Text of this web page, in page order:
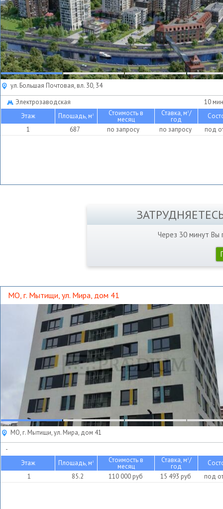
ул. Большая Почтовая, вл. 30, 34
Электрозаводская
10
Этаж
Площадь, м2 Стоимость в
месяц
Ставка, м2/
год
1
687 по запросу по запросу под
Через 30 минут Вы
МО, г. Мытищи, ул. Мира, дом 41
МО, г. Мытищи, ул. Мира, дом 41
-
Этаж
Площадь, м2 Стоимость в
месяц
Ставка, м2/
год
1
85.2 110 000 руб 15 493 руб под